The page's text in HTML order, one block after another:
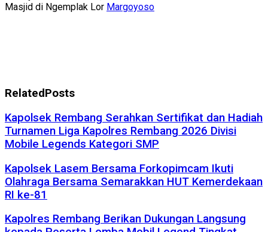
Masjid di Ngemplak Lor Margoyoso
RelatedPosts
Kapolsek Rembang Serahkan Sertifikat dan Hadiah
Turnamen Liga Kapolres Rembang 2026 Divisi
Mobile Legends Kategori SMP
Kapolsek Lasem Bersama Forkopimcam Ikuti
Olahraga Bersama Semarakkan HUT Kemerdekaan
RI ke-81
Kapolres Rembang Berikan Dukungan Langsung